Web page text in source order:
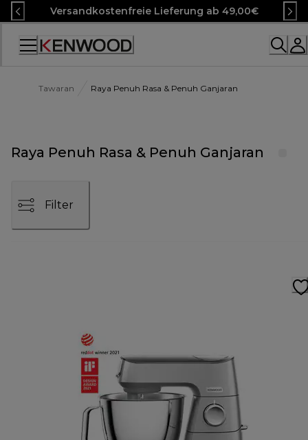
Skip
to
Content
Versandkostenfreie Lieferung ab 49,00€
Accessibility
Tawaran Raya Penuh Rasa & Penuh Ganjaran
Raya Penuh Rasa & Penuh Ganjaran
Filter